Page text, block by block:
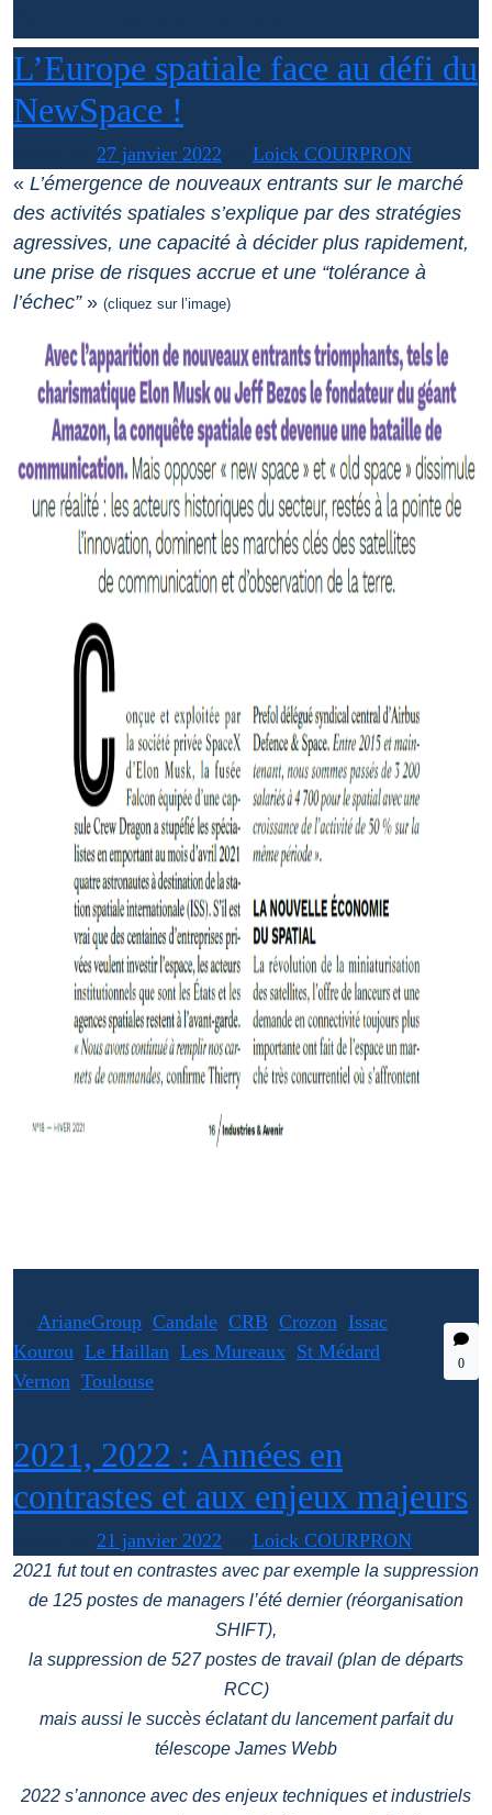
L’Europe spatiale face au défi du
NewSpace !
27 janvier 2022
Loick COURPRON
« L’émergence de nouveaux entrants sur le marché
des activités spatiales s’explique par des stratégies
agressives, une capacité à décider plus rapidement,
une prise de risques accrue et une “tolérance à
l’échec”» (cliquez sur l’image)
ArianeGroup Candale CRB Crozon Issac
Kourou Le Haillan Les Mureaux St Médard
Vernon Toulouse
0
2021, 2022 : Années en
contrastes et aux enjeux majeurs
21 janvier 2022 Loick COURPRON
2021 fut tout en contrastes avec par exemple la suppression
de 125 postes de managers l’été dernier (réorganisation
SHIFT),
la suppression de 527 postes de travail (plan de départs
RCC)
mais aussi le succès éclatant du lancement parfait du
télescope James Webb
2022 s’annonce avec des enjeux techniques et industriels